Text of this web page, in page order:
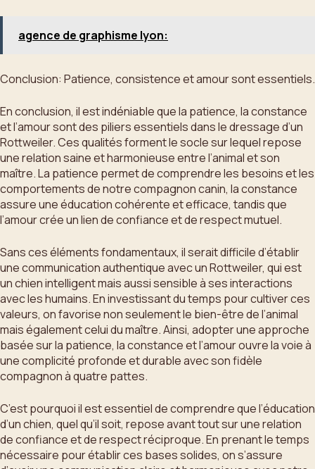
agence de graphisme lyon:
Conclusion: Patience, consistence et amour sont essentiels.
En conclusion, il est indéniable que la patience, la constance
et l’amour sont des piliers essentiels dans le dressage d’un
Rottweiler. Ces qualités forment le socle sur lequel repose
une relation saine et harmonieuse entre l’animal et son
maître. La patience permet de comprendre les besoins et les
comportements de notre compagnon canin, la constance
assure une éducation cohérente et efficace, tandis que
l’amour crée un lien de confiance et de respect mutuel.
Sans ces éléments fondamentaux, il serait difficile d’établir
une communication authentique avec un Rottweiler, qui est
un chien intelligent mais aussi sensible à ses interactions
avec les humains. En investissant du temps pour cultiver ces
valeurs, on favorise non seulement le bien-être de l’animal
mais également celui du maître. Ainsi, adopter une approche
basée sur la patience, la constance et l’amour ouvre la voie à
une complicité profonde et durable avec son fidèle
compagnon à quatre pattes.
C’est pourquoi il est essentiel de comprendre que l’éducation
d’un chien, quel qu’il soit, repose avant tout sur une relation
de confiance et de respect réciproque. En prenant le temps
nécessaire pour établir ces bases solides, on s’assure